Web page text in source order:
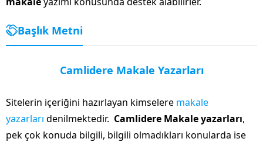
Başlık Metni
Camlidere Makale Yazarları
Sitelerin içeriğini hazırlayan kimselere makale
yazarları denilmektedir. Camlidere Makale yazarları,
pek çok konuda bilgili, bilgili olmadıkları konularda ise